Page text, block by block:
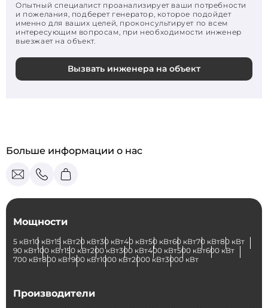
Опытный специалист проанализирует ваши потребности
и пожелания, подберет генератор, которое подойдет
именно для ваших целей, проконсультирует по всем
интересующим вопросам, при необходимости инженер
выезжает на объект.
Вызвать инженера на объект
Больше информации о нас
Мощности
5 кВт10 кВт15 кВт20 кВт30 кВт40 кВт50 кВт60 кВт70 кВт80 кВт
90 кВт100 кВт150 кВт200 кВт300 кВт400 кВт500 кВт600 кВт
700 кВт800 кВт900 кВт1000 кВт2000 кВт3000 кВт
Производители